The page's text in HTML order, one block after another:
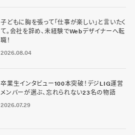
子どもに胸を張って「仕事が楽しい」と言いたく
て。会社を辞め、未経験でWebデザイナーへ転
職！
2026.08.04
卒業生インタビュー100本突破！デジLIG運営
メンバーが選ぶ、忘れられない23名の物語
2026.07.29